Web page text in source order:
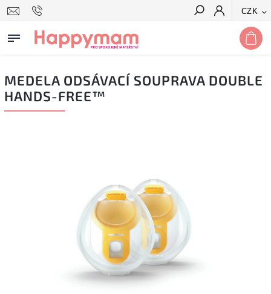
CZK
Hledat
MEDELA ODSÁVACÍ SOUPRAVA DOUBLE
HANDS-FREE™